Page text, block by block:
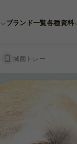
ブランド一覧各種資料
滅菌トレー
滅菌トレー